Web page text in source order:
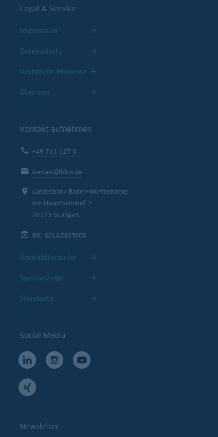
Legal & Service
Impressum
Datenschutz
Rechtliche Hinweise
Über uns
Kontakt aufnehmen
+49 711 127 0
kontakt@lbbw.de
Landesbank Baden-Württemberg
Am Hauptbahnhof 2
70173 Stuttgart
BIC: SOLADEST600
Kontaktformular
Sperranzeige
Standorte
Social Media
Newsletter